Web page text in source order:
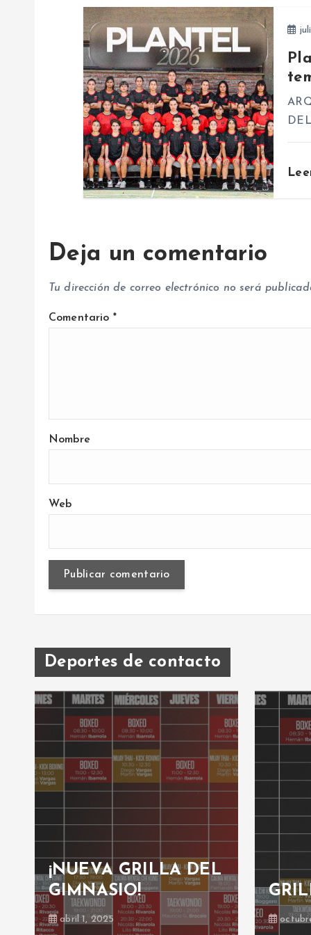
a
d
a
Deja un comentario
Tu dirección de correo electrónico no será
Comentario *
Nombre
Web
Deportes de contacto
¡NUEVA GRILLA DEL
GIMNASIO!
abril 1, 2025